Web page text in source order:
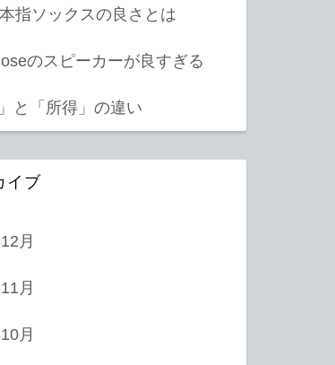
指ソックスの良さとは
のスピーカーが良すぎる
と「所得」の違い
イブ
月
月
月